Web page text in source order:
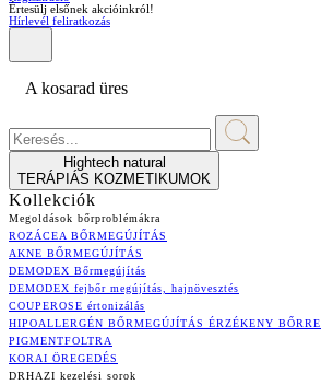
Értesülj elsőnek akcióinkról!
Hírlevél feliratkozás
A kosarad üres
Hightech natural
TERÁPIÁS KOZMETIKUMOK
Kollekciók
Megoldások bőrproblémákra
ROZÁCEA BŐRMEGÚJÍTÁS
AKNE BŐRMEGÚJÍTÁS
DEMODEX Bőrmegújítás
DEMODEX fejbőr megújítás, hajnövesztés
COUPEROSE értonizálás
HIPOALLERGÉN BŐRMEGÚJÍTÁS ÉRZÉKENY BŐRRE
PIGMENTFOLTRA
KORAI ÖREGEDÉS
DRHAZI kezelési sorok